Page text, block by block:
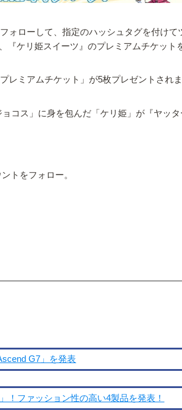
ォローして、指定のハッシュタグを付けて
『ケリ姫スイーツ』のプレミアムチケット
レミアムチケット」が5枚プレゼントされ
コス」に身を包んだ「ケリ姫」が『ヤッ
トをフォロー。
G7」を発表
！ファッション性の高い4製品を発表！